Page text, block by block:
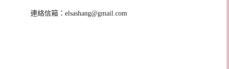
連絡信箱：elsashang@gmail.com